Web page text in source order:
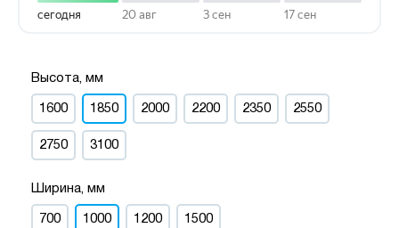
Высота, мм
1600 1850 2000 2200 2350 2550
2750 3100
Ширина, мм
700 1000 1200 1500